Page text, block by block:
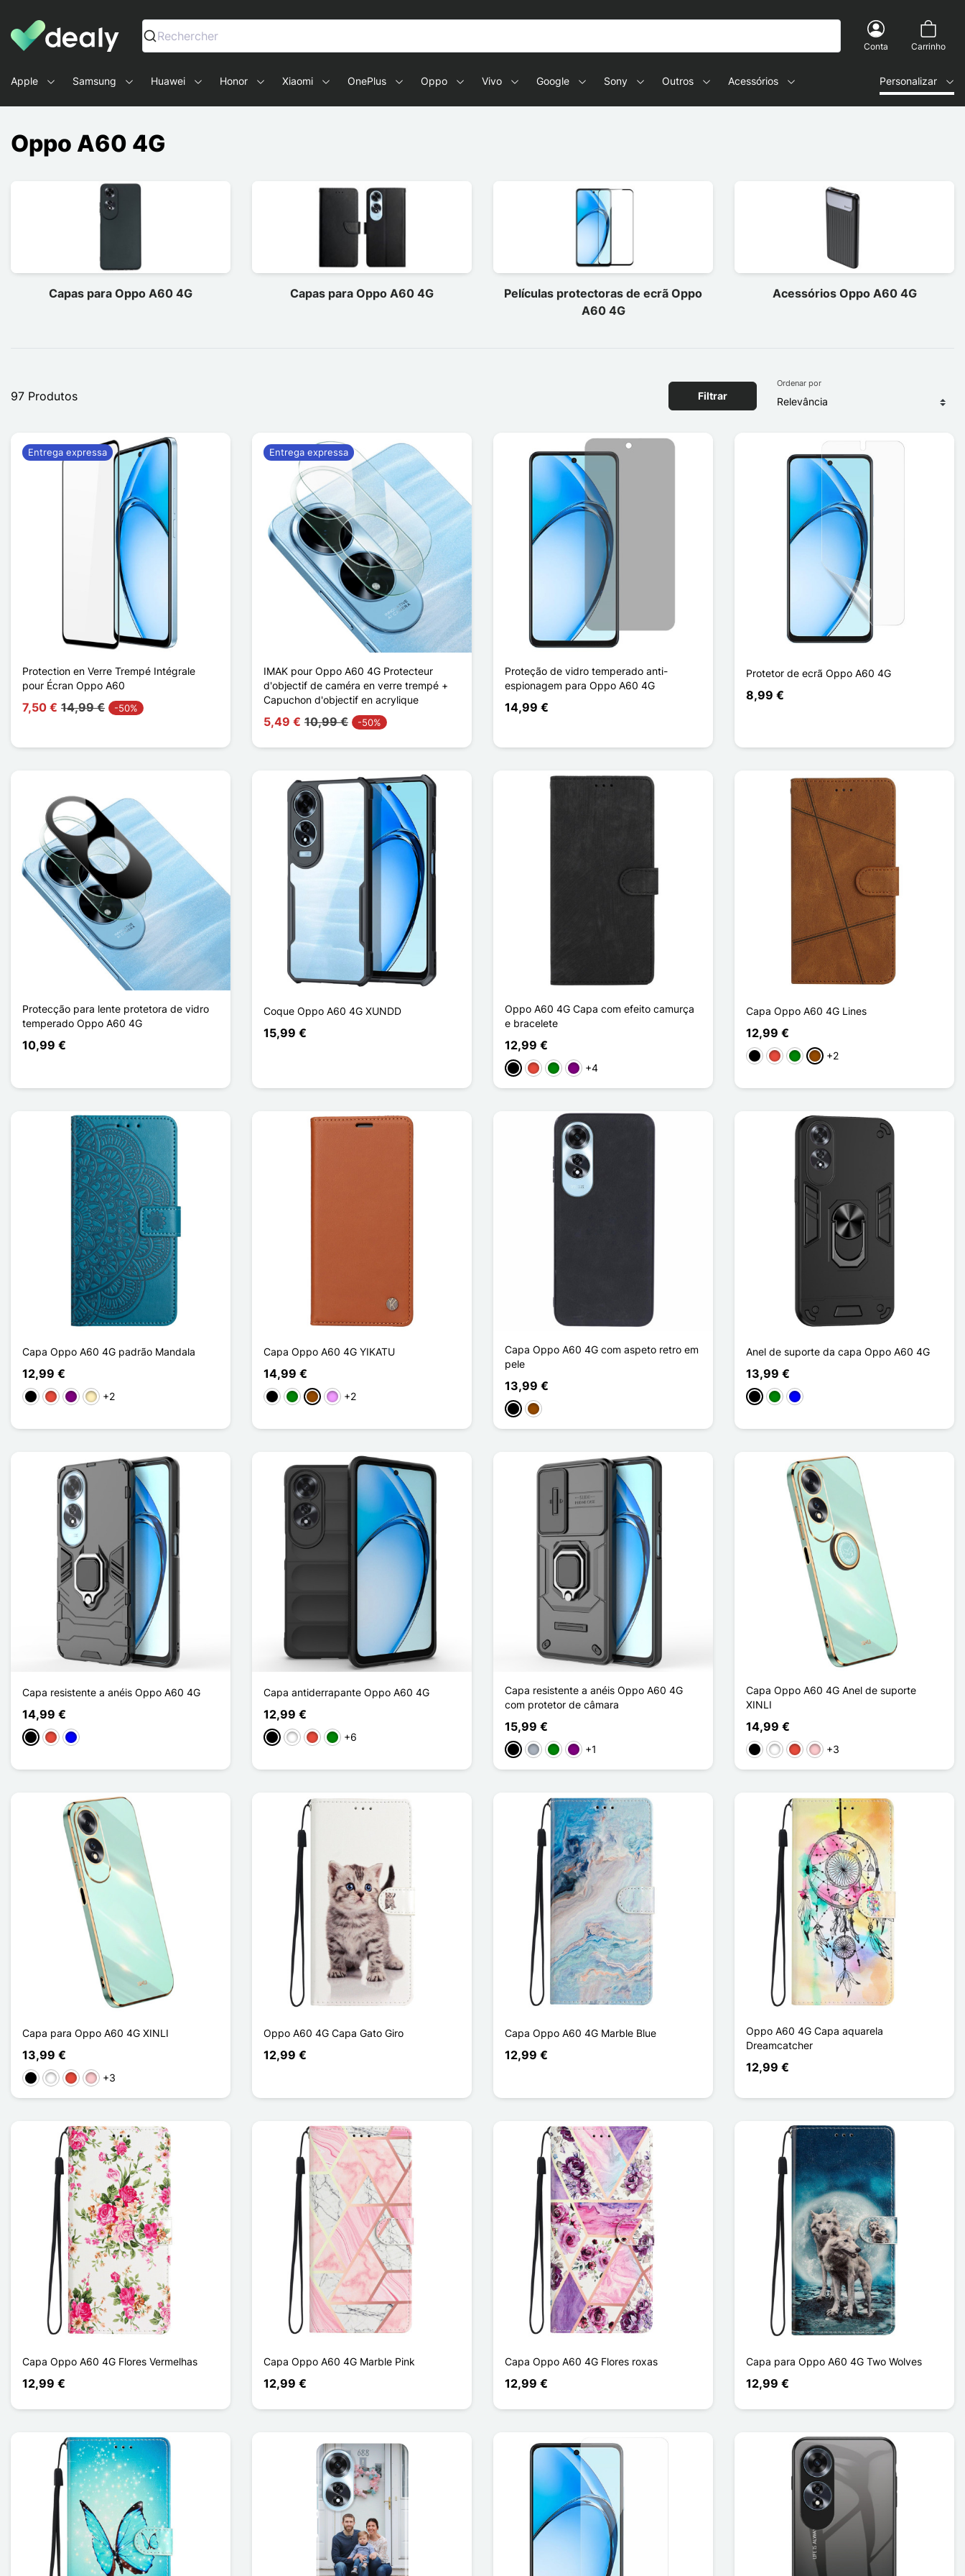
Dealy - Capas e acessórios para smartphones e tablets
Rechercher
Conta Carrinho
Apple Samsung Huawei Honor Xiaomi OnePlus Oppo Vivo Google Sony Outros Acessórios Personalizar
Oppo A60 4G
Capas para Oppo A60 4G Capas para Oppo A60 4G
Películas protectoras de ecrã Oppo
A60 4G
Acessórios Oppo A60 4G
97 Produtos Filtrar
Ordenar por
Protection en Verre Trempé Intégrale
pour Écran Oppo A60
7,50 € 14,99 € -50%
Entrega expressa
IMAK pour Oppo A60 4G Protecteur
d'objectif de caméra en verre trempé +
Capuchon d'objectif en acrylique
5,49 € 10,99 € -50%
Entrega expressa
Proteção de vidro temperado anti-
espionagem para Oppo A60 4G
14,99 €
Protetor de ecrã Oppo A60 4G
8,99 €
Protecção para lente protetora de vidro
temperado Oppo A60 4G
10,99 €
Coque Oppo A60 4G XUNDD
15,99 €
Oppo A60 4G Capa com efeito camurça
e bracelete
12,99 €
PretoVermelho
VerdePúrpura
+4
Capa Oppo A60 4G Lines
12,99 €
PretoVermelho
VerdeCastanho
+2
Capa Oppo A60 4G padrão Mandala
12,99 €
PretoVermelho
Púrpura
Ouro+2
Capa Oppo A60 4G YIKATU
14,99 €
PretoVerdeCastanhoVioleta ligeira
+2
Capa Oppo A60 4G com aspeto retro em
pele
13,99 €
PretoCastanho
Anel de suporte da capa Oppo A60 4G
13,99 €
PretoVerdeAzul
Capa resistente a anéis Oppo A60 4G
14,99 €
PretoVermelho
Azul
Capa antiderrapante Oppo A60 4G
12,99 €
PretoBrancoVermelho
Verde
+6
Capa resistente a anéis Oppo A60 4G
com protetor de câmara
15,99 €
PretoCinzento
VerdePúrpura
+1
Capa Oppo A60 4G Anel de suporte
XINLI
14,99 €
PretoBrancoVermelho
Rosa+3
Capa para Oppo A60 4G XINLI
13,99 €
PretoBrancoVermelho
Rosa+3
Oppo A60 4G Capa Gato Giro
12,99 €
Capa Oppo A60 4G Marble Blue
12,99 €
Oppo A60 4G Capa aquarela
Dreamcatcher
12,99 €
Capa Oppo A60 4G Flores Vermelhas
12,99 €
Capa Oppo A60 4G Marble Pink
12,99 €
Capa Oppo A60 4G Flores roxas
12,99 €
Capa para Oppo A60 4G Two Wolves
12,99 €